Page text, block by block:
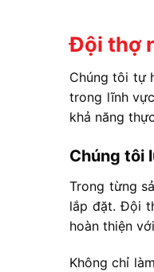
Đội thợ
Chúng tôi tự
trong lĩnh
khả năng
Chúng tôi
Trong từng
lắp đặt. Đội
hoàn thiện
Không chỉ